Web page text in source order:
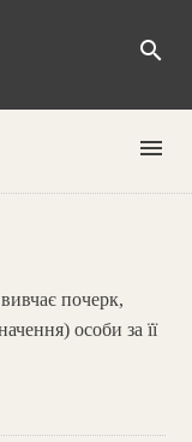
search
menu
почерк,
особи за її